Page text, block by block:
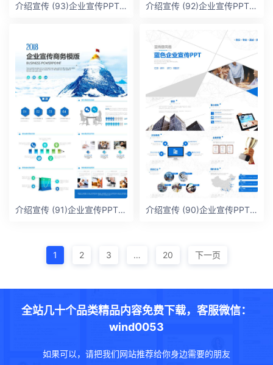
介绍宣传 (93)企业宣传PPT模板 介绍宣传 (92)企业宣传PPT模板
介绍宣传 (91)企业宣传PPT模板 介绍宣传 (90)企业宣传PPT模板
1 2 3 … 20 下一页
全站几十个品类精品内容免费下载，客服微信：
wind0053
如果可以，请把我们网站推荐给你身边需要的朋友